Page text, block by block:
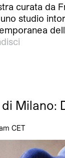
curata da
studio
Milano:
CET